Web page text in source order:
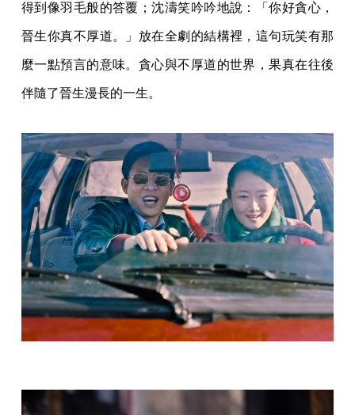
得到像羽毛般的答覆；沈濤笑吟吟地說：「你好貪心，
晉生你真不厚道。」放在全劇的結構裡，這句玩笑有那
麼一點預言的意味。貪心與不厚道的世界，果真在往後
伴隨了晉生漫長的一生。